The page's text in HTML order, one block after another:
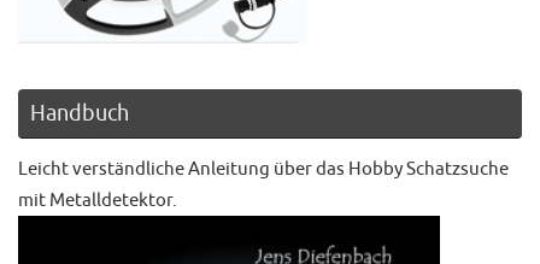
Handbuch
Leicht verständliche Anleitung über das Hobby Schatzsuche
mit Metalldetektor.